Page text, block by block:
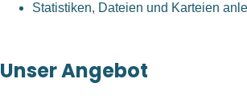
Statistiken, Dateien und Karteien
Unser Angebot